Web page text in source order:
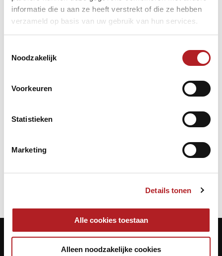
informatie die u aan ze heeft verstrekt of die ze hebben
verzameld op basis van uw gebruik van hun services.
Noodzakelijk
Voorkeuren
Statistieken
Marketing
Details tonen
Alle cookies toestaan
Alleen noodzakelijke cookies
Carambole/libre